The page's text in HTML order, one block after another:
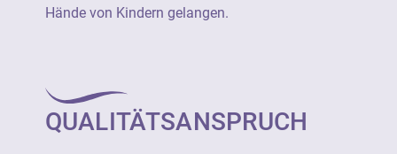
Hilfe hinzuziehen. Bei anhaltender
Hände von Kindern gelangen.
QUALITÄTSANSPRUCH